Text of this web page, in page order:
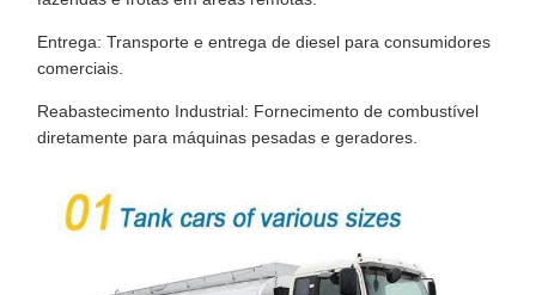
Entrega: Transporte e entrega de diesel para consumidores
comerciais.
Reabastecimento Industrial: Fornecimento de combustível
diretamente para máquinas pesadas e geradores.